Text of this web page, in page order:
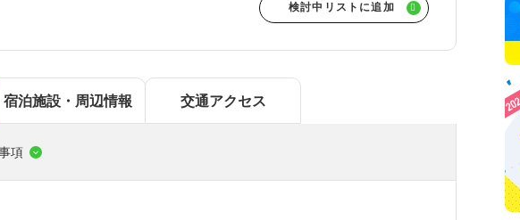
宿泊施設・周辺情報 交通アクセス
項